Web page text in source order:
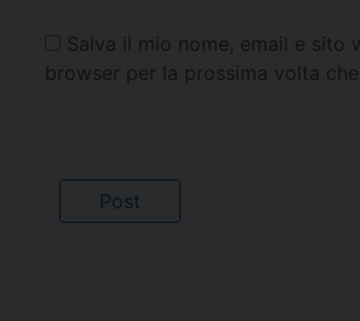
Salva il mio nome, email e sito
browser per la prossima volta che